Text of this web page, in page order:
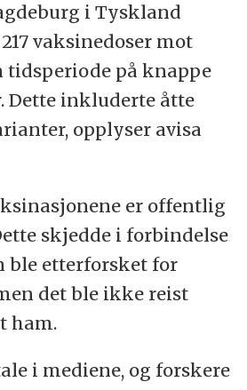
i Tyskland
vaksinedoser mot
tidsperiode på knappe
Dette inkluderte åtte
opplyser avisa
er offentlig
skjedde i forbindelse
ble etterforsket for
det ble ikke reist
ham.
i mediene, og forskere